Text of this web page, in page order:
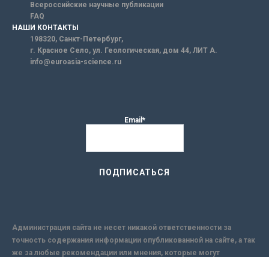
Всероссийские научные публикации
FAQ
НАШИ КОНТАКТЫ
198320, Санкт-Петербург,
г. Красное Село, ул. Геологическая, дом 44, ЛИТ А.
info@euroasia-science.ru
Email*
Администрация сайта не несет никакой ответственности за
точность содержания информации опубликованной на сайте, а так
же за любые рекомендации или мнения, которые могут